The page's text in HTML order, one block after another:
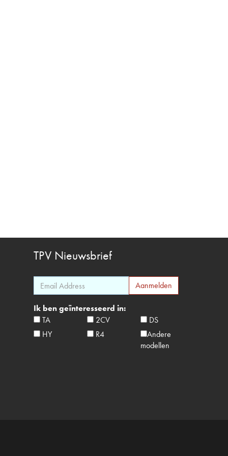
TPV Nieuwsbrief
Ik ben geïnteresseerd in:
TA
2CV
DS
HY
R4
Andere
modellen